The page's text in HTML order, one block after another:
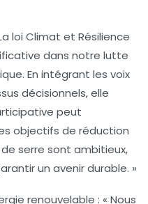
loi Climat et Résilience
dans notre lutte
En intégrant les voix
décisionnels, elle
peut
objectifs de réduction
serre sont ambitieux,
un avenir durable. »
renouvelable : « Nous